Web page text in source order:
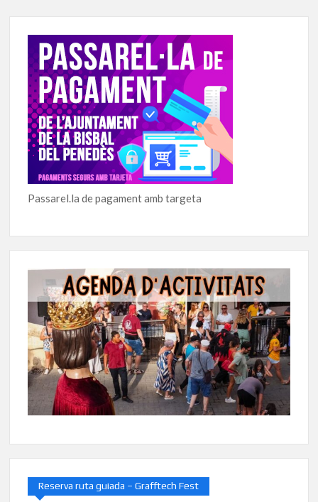
Passarel.la de pagament amb targeta
Reserva ruta guiada – Grafftech Fest